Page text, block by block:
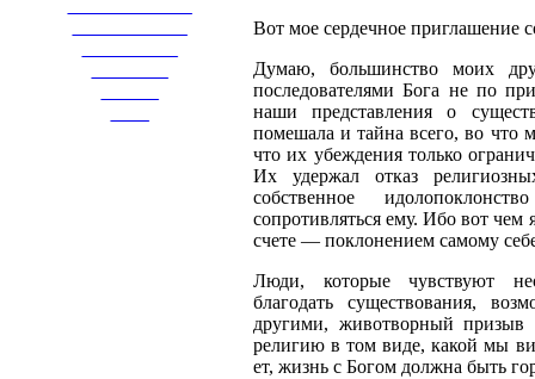
Вот мое сердечное приглашение
Думаю, большинство моих
последователями Бога не по
наши представления о
помешала и тайна всего, во что
что их убеждения только
Их удержал отказ
собственное
сопротивляться ему. Ибо вот
счете — поклонением самому
Люди, которые чувствуют
благодать существования,
другими, животворный
религию в том виде, какой мы
ет, жизнь с Богом должна быть